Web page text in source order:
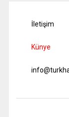
İletişim
Künye